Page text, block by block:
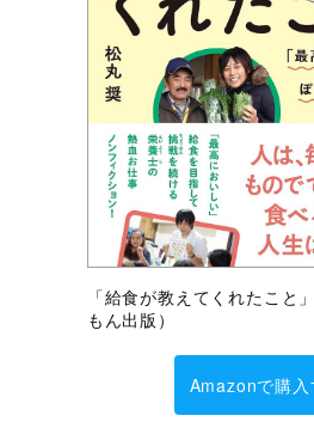
「給食が教えてくれたこと
もん出版）
Amazonで購入